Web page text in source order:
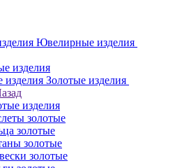
Ювелирные изделия
изделия
Золотые изделия
изделия
золотые
золотые
золотые
золотые